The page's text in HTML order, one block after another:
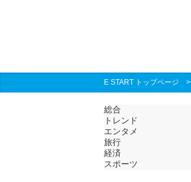
E START トップページ >
総合
トレンド
エンタメ
旅行
経済
スポーツ